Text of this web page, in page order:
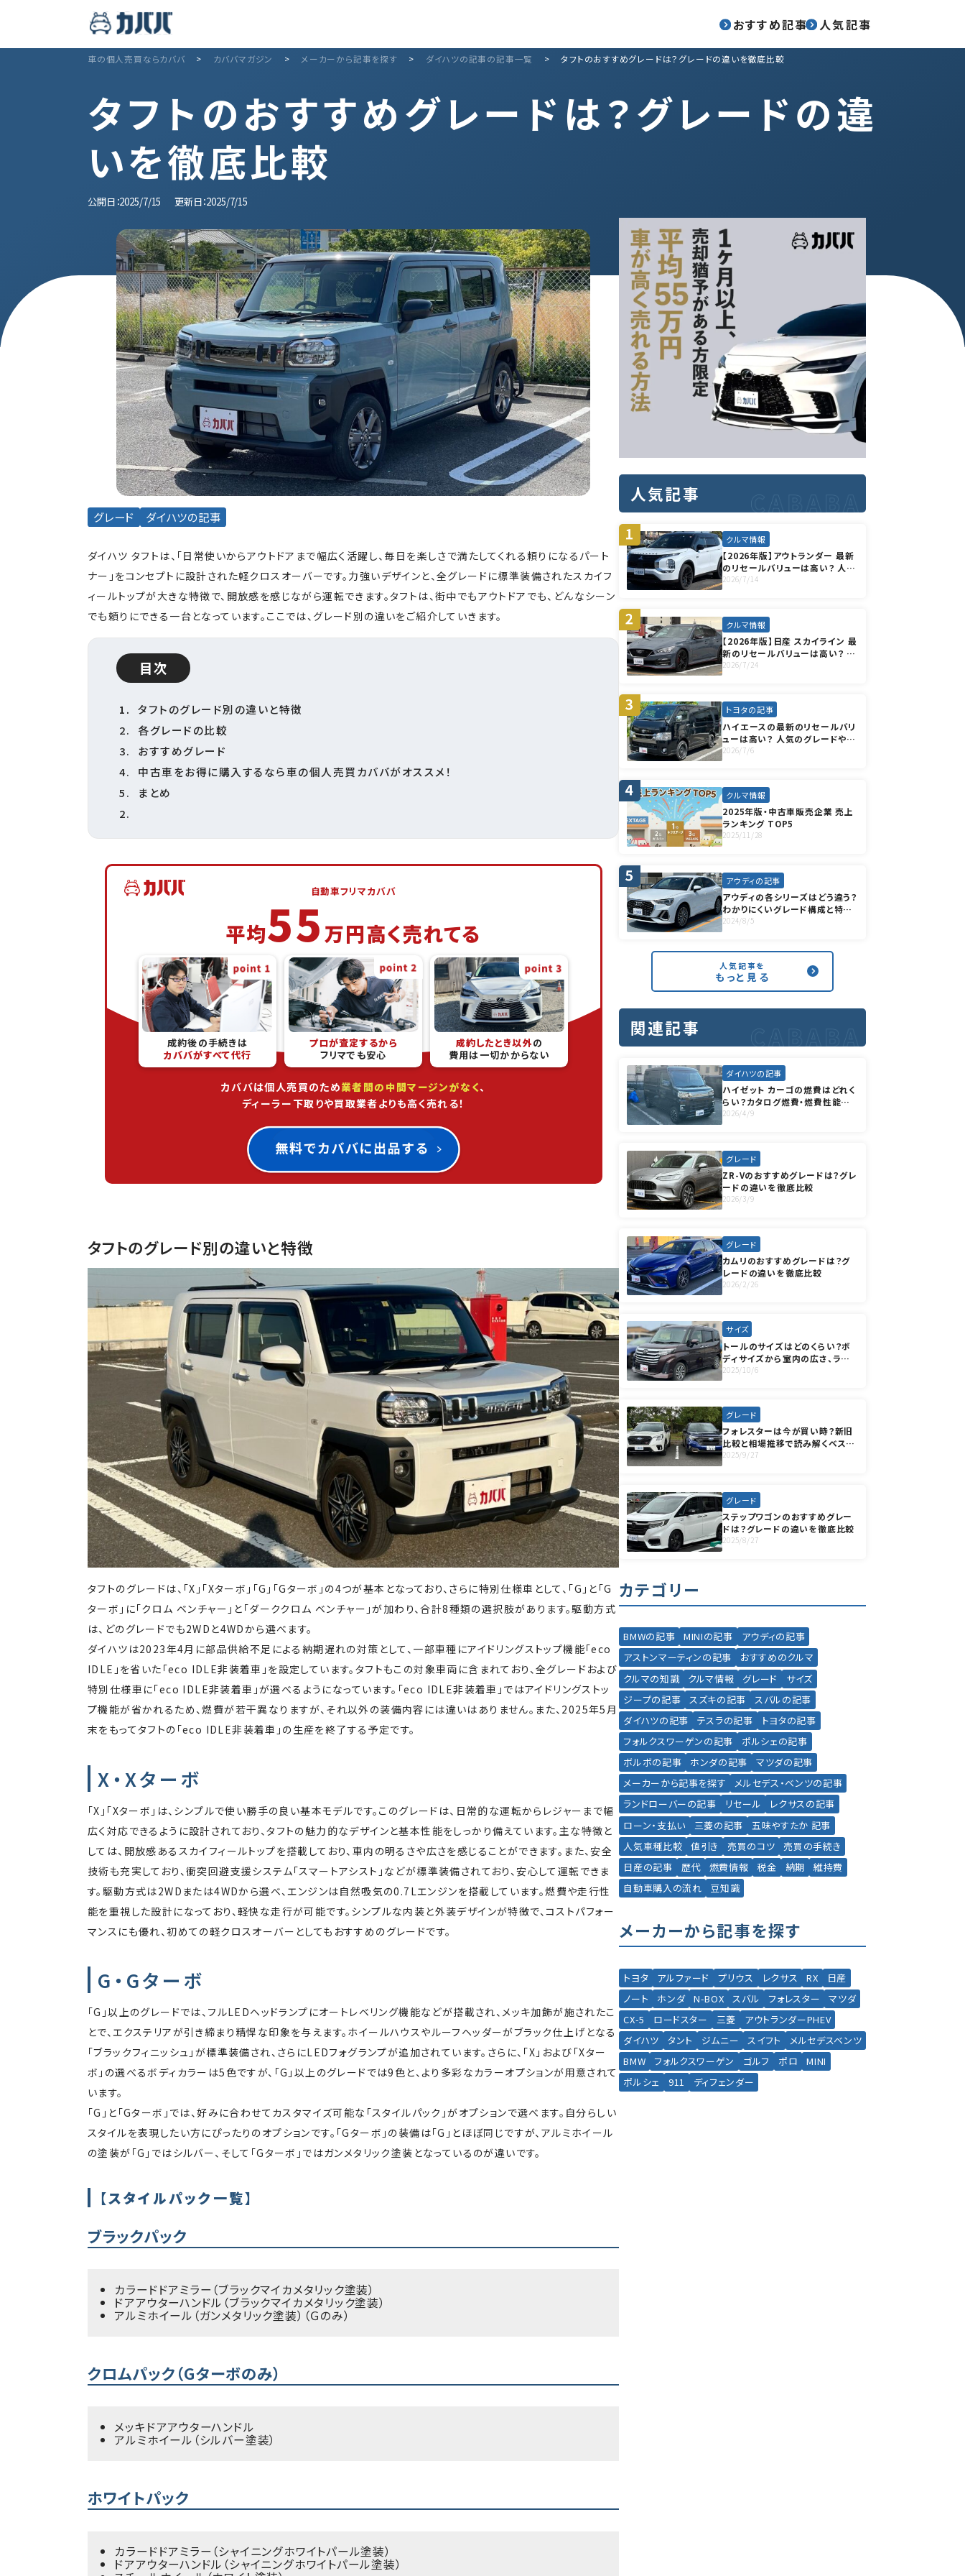
おすすめ記事 人気記事
車の個人売買ならカババ > カババマガジン > メーカーから記事を探す > ダイハツの記事の記事一覧 > タフトのおすすめグレードは？グレードの違いを徹底比較
タフトのおすすめグレードは？グレードの違
いを徹底比較
公開日：2025/7/15 更新日：2025/7/15
グレード ダイハツの記事
ダイハツ タフトは、「日常使いからアウトドアまで幅広く活躍し、毎日を楽しさで満たしてくれる頼りになるパート
ナー」をコンセプトに設計された軽クロスオーバーです。力強いデザインと、全グレードに標準装備されたスカイフ
ィールトップが大きな特徴で、開放感を感じながら運転できます。タフトは、街中でもアウトドアでも、どんなシーン
でも頼りにできる一台となっています。ここでは、グレード別の違いをご紹介していきます。
目次
タフトのグレード別の違いと特徴
各グレードの比較
おすすめグレード
中古車をお得に購入するなら車の個人売買カババがオススメ！
まとめ
自動車フリマカババ
平均55万円高く売れてる
成約後の手続きは
カババがすべて代行
プロが査定するから
フリマでも安心
成約したとき以外の
費用は一切かからない
カババは個人売買のため業者間の中間マージンがなく、
ディーラー下取りや買取業者よりも高く売れる！
タフトのグレード別の違いと特徴
タフトのグレードは、「X」「Xターボ」「G」「Gターボ」の4つが基本となっており、さらに特別仕様車として、「G」と「G
ターボ」に「クロム ベンチャー」と「ダーククロム ベンチャー」が加わり、合計8種類の選択肢があります。駆動方式
は、どのグレードでも2WDと4WDから選べます。
ダイハツは2023年4月に部品供給不足による納期遅れの対策として、一部車種にアイドリングストップ機能「eco
IDLE」を省いた「eco IDLE非装着車」を設定しています。タフトもこの対象車両に含まれており、全グレードおよび
特別仕様車に「eco IDLE非装着車」が選べるようになっています。「eco IDLE非装着車」ではアイドリングストッ
プ機能が省かれるため、燃費が若干異なりますが、それ以外の装備内容には違いはありません。また、2025年5月
末をもってタフトの「eco IDLE非装着車」の生産を終了する予定です。
X・Xターボ
「X」「Xターボ」は、シンプルで使い勝手の良い基本モデルです。このグレードは、日常的な運転からレジャーまで幅
広く対応できるように設計されており、タフトの魅力的なデザインと基本性能をしっかり備えています。主な特徴と
しては、開放感あるスカイフィールトップを搭載しており、車内の明るさや広さを感じることができます。また、安全
技術も充実しており、衝突回避支援システム「スマートアシスト」などが標準装備されており、安心して運転できま
す。駆動方式は2WDまたは4WDから選べ、エンジンは自然吸気の0.7Lエンジンを搭載しています。燃費や走行性
能を重視した設計になっており、軽快な走行が可能です。シンプルな内装と外装デザインが特徴で、コストパフォー
マンスにも優れ、初めての軽クロスオーバーとしてもおすすめのグレードです。
G・Gターボ
「G」以上のグレードでは、フルLEDヘッドランプにオートレベリング機能などが搭載され、メッキ加飾が施されたこ
とで、エクステリアが引き締まり精悍な印象を与えます。ホイールハウスやルーフヘッダーがブラック仕上げとなる
「ブラックフィニッシュ」が標準装備され、さらにLEDフォグランプが追加されています。さらに、「X」および「Xター
ボ」の選べるボディカラーは5色ですが、「G」以上のグレードでは9色と、より多彩なカラーオプションが用意されて
います。
「G」と「Gターボ」では、好みに合わせてカスタマイズ可能な「スタイルパック」がオプションで選べます。自分らしい
スタイルを表現したい方にぴったりのオプションです。「Gターボ」の装備は「G」とほぼ同じですが、アルミホイール
の塗装が「G」ではシルバー、そして「Gターボ」ではガンメタリック塗装となっているのが違いです。
【スタイルパック一覧】
ブラックパック
カラードドアミラー（ブラックマイカメタリック塗装）
ドアアウターハンドル（ブラックマイカメタリック塗装）
アルミホイール（ガンメタリック塗装）（Ｇのみ）
クロムパック（Gターボのみ）
メッキドアアウターハンドル
アルミホイール（シルバー塗装）
ホワイトパック
カラードドアミラー（シャイニングホワイトパール塗装）
ドアアウターハンドル（シャイニングホワイトパール塗装）
人気記事
クルマ情報
【2026年版】アウトランダー 最新
のリセールバリューは高い？ 人気
のグレードや高く売却する方法も
2026/7/14
クルマ情報
【2026年版】日産 スカイライン 最
新のリセールバリューは高い？ 人
気のグレードや高く売却する方法
2026/7/24
トヨタの記事
ハイエースの最新のリセールバリ
ューは高い？ 人気のグレードやオ
プションも徹底解説
2026/7/6
クルマ情報
2025年版・中古車販売企業 売上
ランキング TOP5
2025/11/28
アウディの記事
アウディの各シリーズはどう違う？
わかりにくいグレード構成と特徴
を紹介
2024/8/5
人気記事を
もっと見る
関連記事
ダイハツの記事
ハイゼット カーゴの燃費はどれく
らい？カタログ燃費・燃費性能やラ
イバル車との比較を紹介
2026/4/9
グレード
ZR-Vのおすすめグレードは？グレ
ードの違いを徹底比較
2026/3/9
グレード
カムリのおすすめグレードは？グ
レードの違いを徹底比較
2026/2/26
サイズ
トールのサイズはどのくらい？ボ
ディサイズから室内の広さ、ライ
バル車との比較まで徹底解説！
2025/10/6
グレード
フォレスターは今が買い時？新旧
比較と相場推移で読み解くベスト
な選択
2025/9/27
グレード
ステップワゴンのおすすめグレー
ドは？グレードの違いを徹底比較
2025/8/27
カテゴリー
BMWの記事 MINIの記事
アウディの記事
アストンマーティンの記事
おすすめのクルマ
クルマの知識
クルマ情報 グレード
サイズ
ジープの記事
スズキの記事
スバルの記事
ダイハツの記事
テスラの記事
トヨタの記事
フォルクスワーゲンの記事
ポルシェの記事
ボルボの記事
ホンダの記事
マツダの記事
メーカーから記事を探す
メルセデス・ベンツの記事
ランドローバーの記事
リセール
レクサスの記事
ローン・支払い
三菱の記事
五味やすたか 記事
人気車種比較
値引き 売買のコツ
売買の手続き
日産の記事
歴代 燃費情報 税金 納期
維持費
自動車購入の流れ
豆知識
メーカーから記事を探す
トヨタ アルファード プリウス レクサス RX
日産
ノート
ホンダ N-BOX スバル フォレスター
マツダ
CX-5
ロードスター 三菱
アウトランダーPHEV
ダイハツ
タント ジムニー スイフト
メルセデスベンツ
BMW
フォルクスワーゲン ゴルフ ポロ
MINI
ポルシェ
911 ディフェンダー